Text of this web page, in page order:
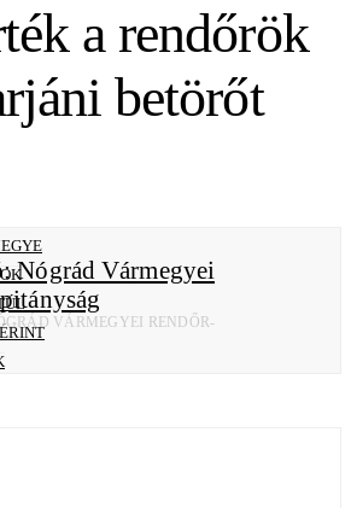
a rendőrök
betörőt
VÁRMEGYEI RENDŐR-